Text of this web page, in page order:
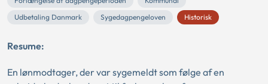
Udbetaling Danmark
Sygedagpengeloven Historisk
Resume:
En lønmodtager, der var sygemeldt som følge af en